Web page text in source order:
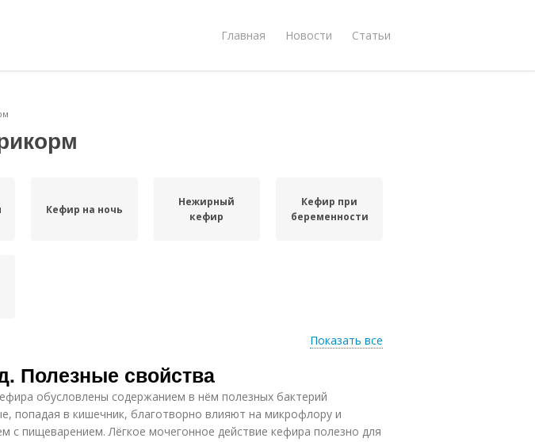
Главная Новости Статьи
Кефир на ночь
Нежирный
кефир
Кефир при
беременности
Показать все
Полезные свойства
обусловлены содержанием в нём полезных бактерий
попадая в кишечник, благотворно влияют на микрофлору и
с пищеварением. Лёгкое мочегонное действие кефира полезно для